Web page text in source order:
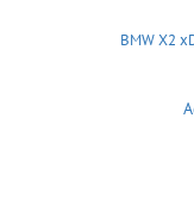
BMW X2